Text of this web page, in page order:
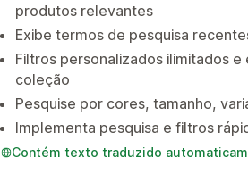
produtos relevantes
Exibe termos de pesquisa
Filtros personalizados ilimitados
coleção
Pesquise por cores, tamanho,
Implementa pesquisa e filtros
Contém texto traduzido